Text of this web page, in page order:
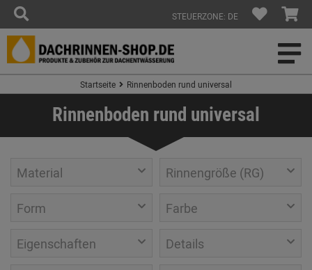
STEUERZONE: DE
Startseite Rinnenboden rund universal
Rinnenboden rund universal
Material Rinnengröße (RG)
Form Farbe
Eigenschaften Details